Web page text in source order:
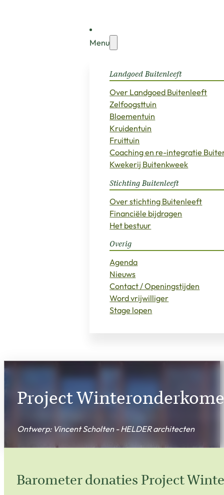
Menu
Landgoed Buitenleeft
Over Landgoed Buitenleeft
Zelfoogsttuin
Bloementuin
Kruidentuin
Fruittuin
Coaching en re-integratie
Kwekerij Buitenkweek
Stichting Buitenleeft
Over stichting Buitenleeft
Financiële bijdragen
Het bestuur
Overig
Agenda
Nieuws
Contact / Openingstijden
Word vrijwilliger
Stage lopen
Project
Ontwerp: Vincent Scholten - HELDER architecten
Barometer donaties Project